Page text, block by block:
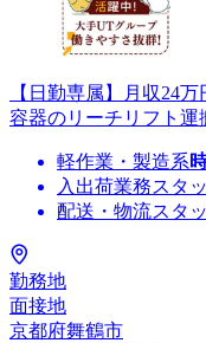
【日勤専属】月収24
容器のリーチリフト
軽作業・製造系
入出荷業務スタ
配送・物流スタ
勤務地
面接地
京都府舞鶴市